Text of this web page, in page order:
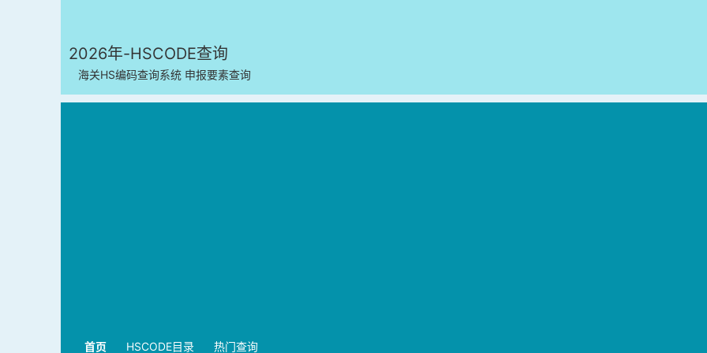
2026年-HSCODE查询
海关HS编码查询系统 申报要素查询
首页 HSCODE目录 热门查询